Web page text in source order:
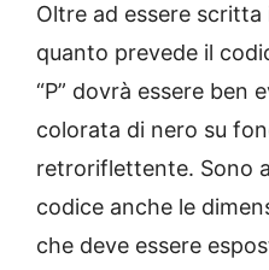
Oltre ad essere
quanto prevede il
“P” dovrà essere ben
colorata di nero su
retroriflettente. Sono
codice anche le
che deve essere